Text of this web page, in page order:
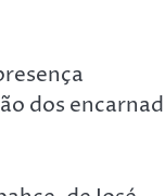
dos